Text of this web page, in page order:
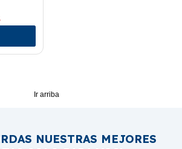
Ir arriba
NUESTRAS MEJORES